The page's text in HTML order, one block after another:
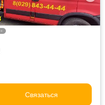
Связаться